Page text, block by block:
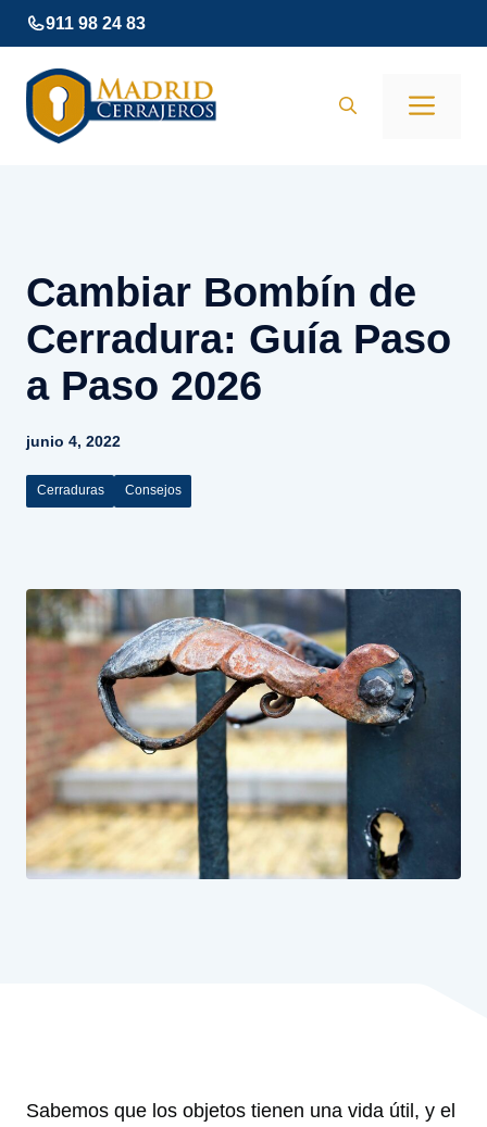
Saltar
al
contenido
911 98 24 83
Cambiar Bombín de
Cerradura: Guía Paso
a Paso 2026
junio 4, 2022
Cerraduras Consejos
Sabemos que los objetos tienen una vida útil, y el